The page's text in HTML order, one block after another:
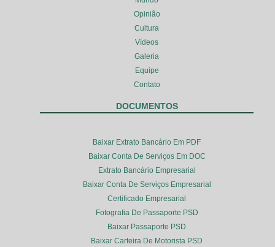
Opinião
Cultura
Vídeos
Galeria
Equipe
Contato
DOCUMENTOS
Baixar Extrato Bancário Em PDF
Baixar Conta De Serviços Em DOC
Extrato Bancário Empresarial
Baixar Conta De Serviços Empresarial
Certificado Empresarial
Fotografia De Passaporte PSD
Baixar Passaporte PSD
Baixar Carteira De Motorista PSD